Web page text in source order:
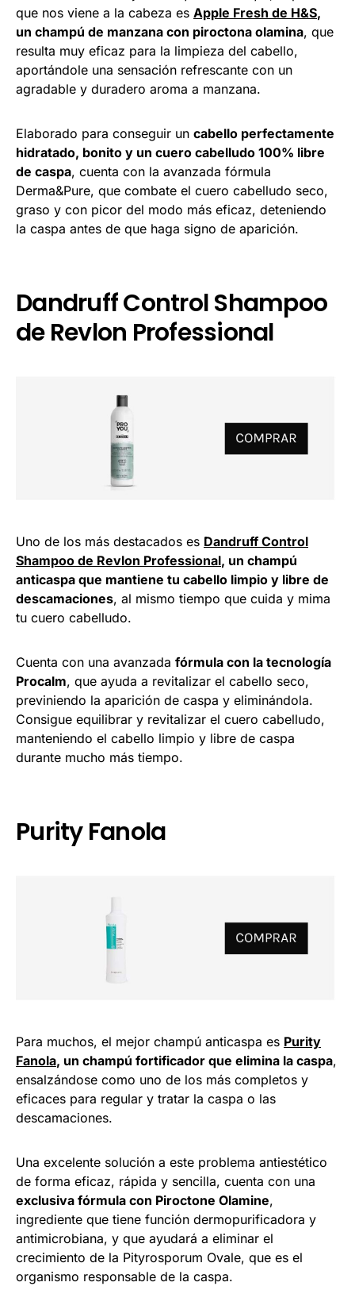
que nos viene a la cabeza es Apple Fresh de H&S,
un champú de manzana con piroctona olamina, que
resulta muy eficaz para la limpieza del cabello,
aportándole una sensación refrescante con un
agradable y duradero aroma a manzana.
Elaborado para conseguir un cabello perfectamente
hidratado, bonito y un cuero cabelludo 100% libre
de caspa, cuenta con la avanzada fórmula
Derma&Pure, que combate el cuero cabelludo seco,
graso y con picor del modo más eficaz, deteniendo
la caspa antes de que haga signo de aparición.
Dandruff Control Shampoo
de Revlon Professional
Uno de los más destacados es Dandruff Control
Shampoo de Revlon Professional, un champú
anticaspa que mantiene tu cabello limpio y libre de
descamaciones, al mismo tiempo que cuida y mima
tu cuero cabelludo.
Cuenta con una avanzada fórmula con la tecnología
Procalm, que ayuda a revitalizar el cabello seco,
previniendo la aparición de caspa y eliminándola.
Consigue equilibrar y revitalizar el cuero cabelludo,
manteniendo el cabello limpio y libre de caspa
durante mucho más tiempo.
Purity Fanola
Para muchos, el mejor champú anticaspa es Purity
Fanola, un champú fortificador que elimina la caspa,
ensalzándose como uno de los más completos y
eficaces para regular y tratar la caspa o las
descamaciones.
Una excelente solución a este problema antiestético
de forma eficaz, rápida y sencilla, cuenta con una
exclusiva fórmula con Piroctone Olamine,
ingrediente que tiene función dermopurificadora y
antimicrobiana, y que ayudará a eliminar el
crecimiento de la Pityrosporum Ovale, que es el
organismo responsable de la caspa.